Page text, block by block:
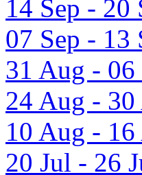
14 Sep - 20
07 Sep - 13
31 Aug - 06
24 Aug -
10 Aug -
20 Jul - 26